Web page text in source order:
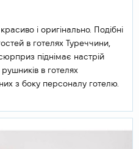
і оригінально. Подібні
в готелях Туреччини,
піднімає настрій
в готелях
з боку персоналу готелю.